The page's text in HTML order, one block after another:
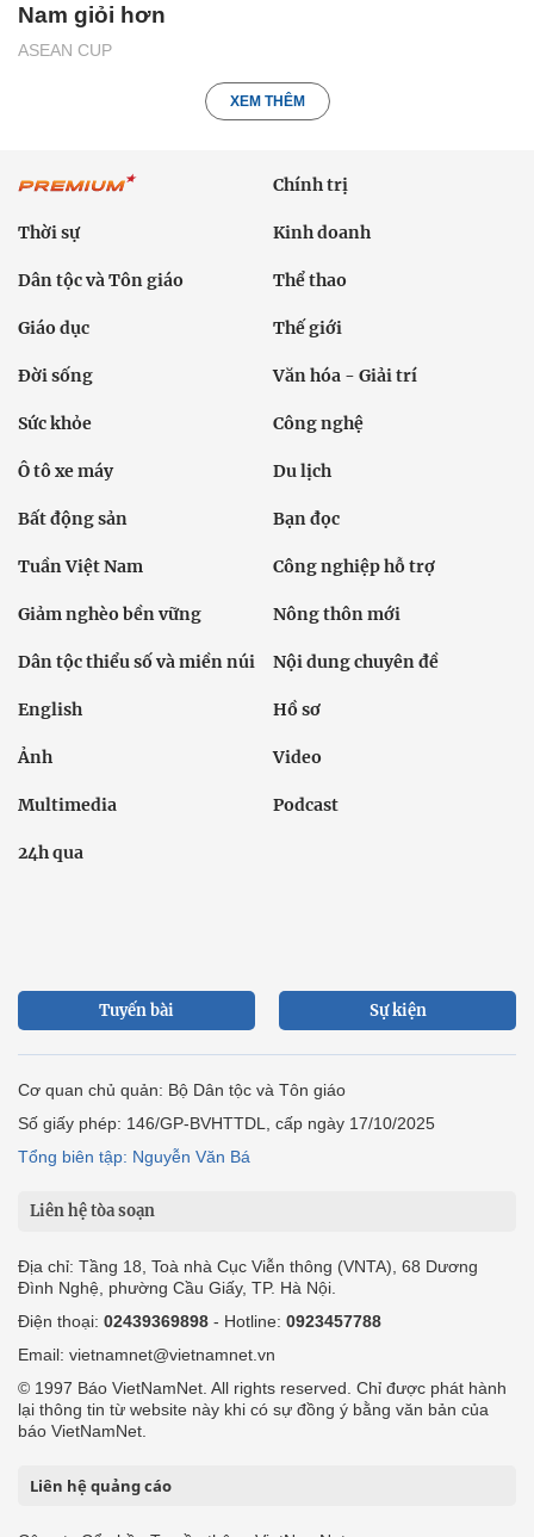
ASEAN CUP
Nam giỏi hơn
XEM THÊM
Chính trị
Thời sự Kinh doanh
Dân tộc và Tôn giáo Thể thao
Giáo dục Thế giới
Đời sống Văn hóa - Giải trí
Sức khỏe Công nghệ
Ô tô xe máy Du lịch
Bất động sản Bạn đọc
Tuần Việt Nam Công nghiệp hỗ trợ
Giảm nghèo bền vững Nông thôn mới
Dân tộc thiểu số và miền núi Nội dung chuyên đề
English Hồ sơ
Ảnh Video
Multimedia Podcast
24h qua
Tuyến bài Sự kiện
Cơ quan chủ quản: Bộ Dân tộc và Tôn giáo
Số giấy phép: 146/GP-BVHTTDL, cấp ngày 17/10/2025
Tổng biên tập: Nguyễn Văn Bá
Liên hệ tòa soạn
Địa chỉ: Tầng 18, Toà nhà Cục Viễn thông (VNTA), 68 Dương
Đình Nghệ, phường Cầu Giấy, TP. Hà Nội.
Điện thoại: 02439369898 - Hotline: 0923457788
Email: vietnamnet@vietnamnet.vn
© 1997 Báo VietNamNet. All rights reserved. Chỉ được phát hành
lại thông tin từ website này khi có sự đồng ý bằng văn bản của
báo VietNamNet.
Liên hệ quảng cáo